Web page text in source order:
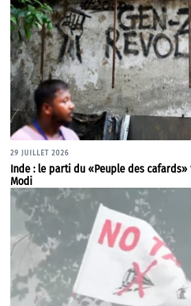
29 JUILLET 2026
Inde : le parti du «Peuple des
Modi